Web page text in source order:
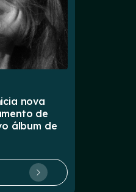
nova
de
álbum de